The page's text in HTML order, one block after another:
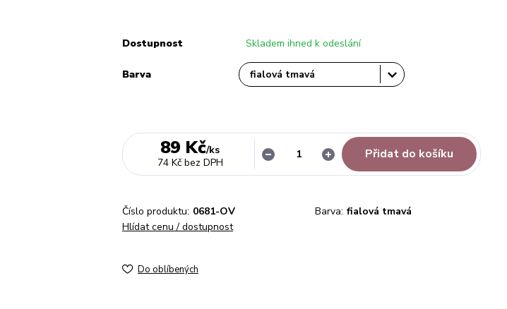
Dostupnost Skladem ihned k odeslání
Barva
89 Kč/ks
74 Kč bez DPH
Přidat do košíku
Číslo produktu: 0681-OV Barva: fialová tmavá
Hlídat cenu / dostupnost
Do oblíbených